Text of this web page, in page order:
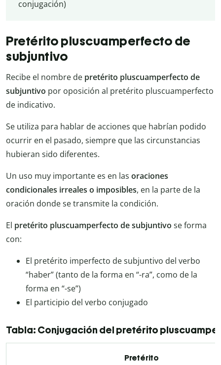
conjugación)
Pretérito pluscuamperfecto de
subjuntivo
Recibe el nombre de pretérito pluscuamperfecto de
subjuntivo por oposición al pretérito pluscuamperfecto
de indicativo.
Se utiliza para hablar de acciones que habrían podido
ocurrir en el pasado, siempre que las circunstancias
hubieran sido diferentes.
Un uso muy importante es en las oraciones
condicionales irreales o imposibles, en la parte de la
oración donde se transmite la condición.
El pretérito pluscuamperfecto de subjuntivo se forma
con:
El pretérito imperfecto de subjuntivo del verbo
“haber” (tanto de la forma en “-ra”, como de la
forma en “-se”)
El participio del verbo conjugado
Tabla: Conjugación del pretérito
Pretérito